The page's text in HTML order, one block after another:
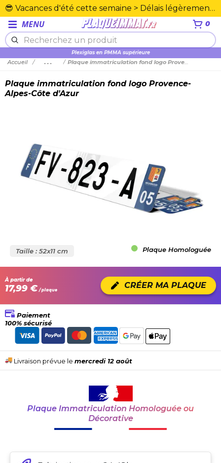
😎 Vacances d'été cette semaine > Délais légèrement rallongés. Merci☀️
MENU 0
Plexiglas en PMMA supérieure
Accueil ... Plaque immatriculation fond logo Provence-Alpes-Côte d'Azur
Plaque immatriculation fond logo Provence-
Alpes-Côte d'Azur
Taille : 52x11 cm Plaque Homologuée
À partir de
17,99 € / plaque CRÉER MA PLAQUE
Paiement
100% sécurisé
Livraison prévue le mercredi 12 août
Plaque Immatriculation Homologuée ou
Décorative